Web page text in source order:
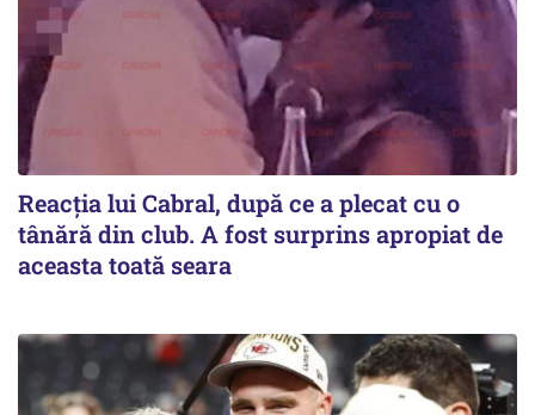
Reacția lui Cabral, după ce a plecat cu o
tânără din club. A fost surprins apropiat de
aceasta toată seara